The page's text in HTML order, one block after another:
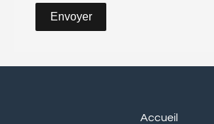
Envoyer
Accueil